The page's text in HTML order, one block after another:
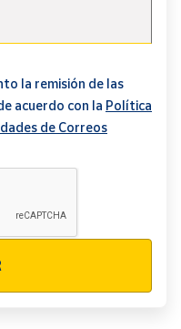
la remisión de las
acuerdo con la Política
de Correos